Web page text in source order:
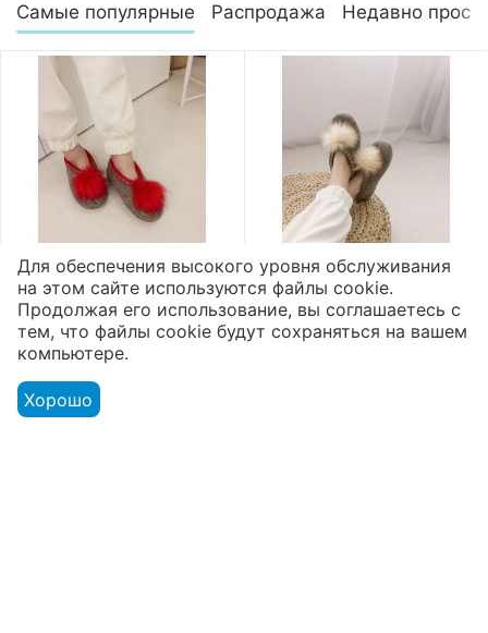
Самые популярные Распродажа Недавно
Валяные тапочки
высокие микропора
"Помпон"
2 800₽
Валяные тапочки
высокие микропора
"Помпон"
Для обеспечения высокого уровня обслуживания
на этом сайте используются файлы cookie.
Продолжая его использование, вы соглашаетесь с
тем, что файлы cookie будут сохраняться на вашем
компьютере.
Хорошо